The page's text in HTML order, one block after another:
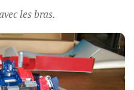
les bras.